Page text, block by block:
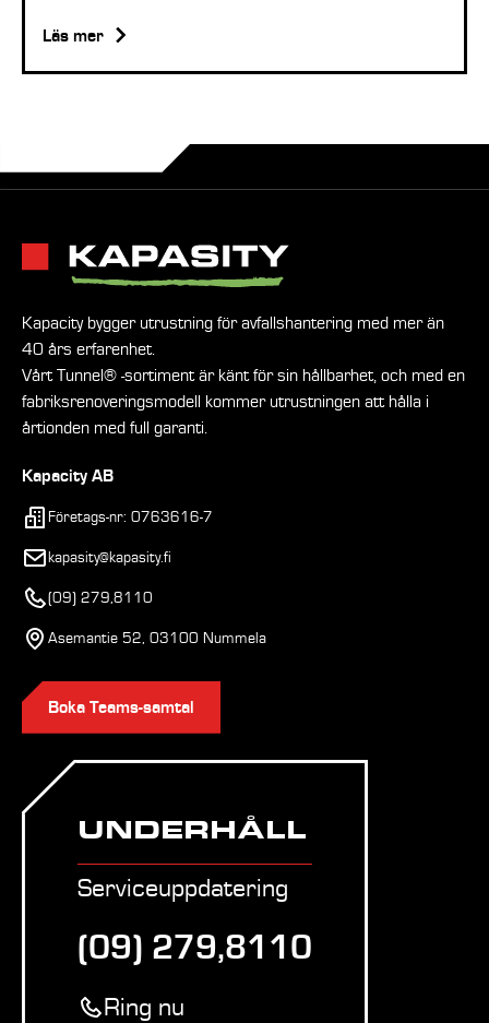
Läs mer
Kapacity bygger utrustning för avfallshantering med mer än
40 års erfarenhet.
Vårt Tunnel® -sortiment är känt för sin hållbarhet, och med en
fabriksrenoveringsmodell kommer utrustningen att hålla i
årtionden med full garanti.
Kapacity AB
Företags-nr: 0763616-7
kapasity@kapasity.fi
(09) 279,8110
Asemantie 52, 03100 Nummela
Boka Teams-samtal
UNDERHÅLL
Serviceuppdatering
(09) 279,8110
Ring nu